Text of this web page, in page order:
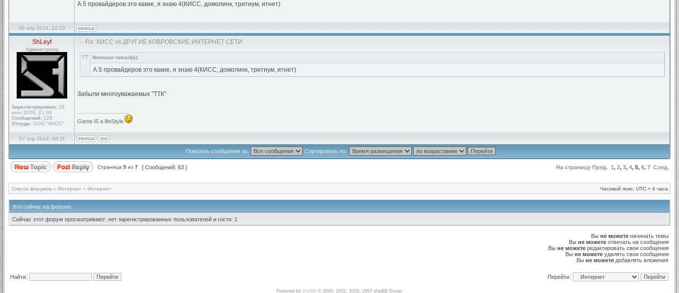
А 5 провайдеров это какие, я знаю 4(КИСС, домолинк, тритиум, итнет)
06 апр 2014, 22:23
ShLeyf
Администратор
Зарегистрирован: 25
июн 2009, 21:36
Сообщений: 228
Откуда: ООО "КИСС"
Re: КИСС vs ДРУГИЕ КОВРОВСКИЕ ИНТЕРНЕТ СЕТИ
Newuser писал(а):
А 5 провайдеров это какие, я знаю 4(КИСС, домолинк, тритиум, итнет)
Забыли многоуважаемых "ТТК"
Game iS a lifeStyle
07 апр 2014, 08:11
Показать сообщения за: Сортировать по:
Страница 5 из 7 [ Сообщений: 63 ] На страницу Пред. 1, 2, 3, 4, 5, 6, 7 След.
Список форумов » Интернет » Интернет Часовой пояс: UTC + 4 часа
Кто сейчас на форуме
Сейчас этот форум просматривают: нет зарегистрированных пользователей и гости: 1
Вы не можете начинать темы
Вы не можете отвечать на сообщения
Вы не можете редактировать свои сообщения
Вы не можете удалять свои сообщения
Вы не можете добавлять вложения
Найти: Перейти:
Powered by phpBB© 2000, 2002, 2005, 2007 phpBB Group.